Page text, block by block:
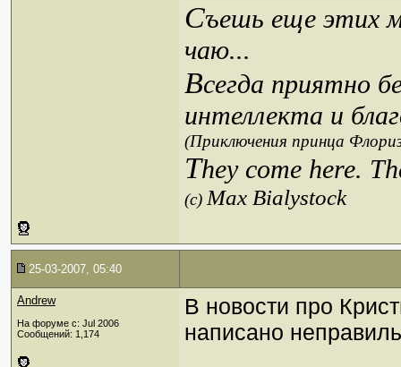
Съешь еще этих
чаю...
Всегда приятно
интеллекта и
(Приключения принца
They come here.
(c)Max Bialystock
25-03-2007, 05:40
Andrew
На форуме с: Jul 2006
Сообщений: 1,174
В новости про
написано